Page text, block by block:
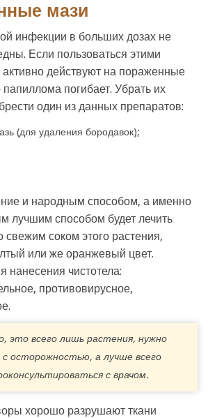
мази
инфекции в больших дозах не
Если пользоваться этими
действуют на пораженные
папиллома погибает. Убрать их
один из данных препаратов:
(для удаления бородавок);
и народным способом, а именно
лучшим способом будет лечить
свежим соком этого растения,
или же оранжевый цвет.
нанесения чистотела:
противовирусное,
это всего лишь растения, нужно
с осторожностью, а лучше всего
с врачом.
хорошо разрушают ткани